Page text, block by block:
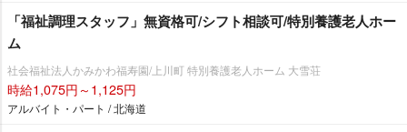
「福祉調理スタッフ」無資格可/シフト相談可/特別養護老人ホー
ム
社会福祉法人かみかわ福寿園/上川町 特別養護老人ホーム 大雪荘
時給1,075円～1,125円
アルバイト・パート / 北海道